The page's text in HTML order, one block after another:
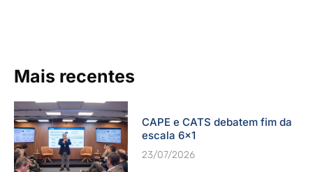
Mais recentes
CAPE e CATS debatem fim da
escala 6×1
23/07/2026